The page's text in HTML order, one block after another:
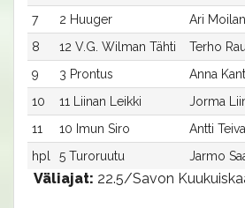
7
2 Huuger Ari
8
12 V.G. Wilman Tähti Terho
9
3 Prontus Anna
10
11 Liinan Leikki Jorma
11
10 Imun Siro Antti
hpl
5 Turoruutu Jarmo
Väliajat: 22.5/Savon